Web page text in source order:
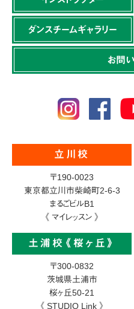
ダンスチームギャラリー
お問
立川校
〒190-0023
東京都立川市柴崎町2-6-3
まるごビルB1
《 マイレッスン 》
土浦校《桜ヶ丘》
〒300-0832
茨城県土浦市
桜ヶ丘50-21
《 STUDIO Link 》